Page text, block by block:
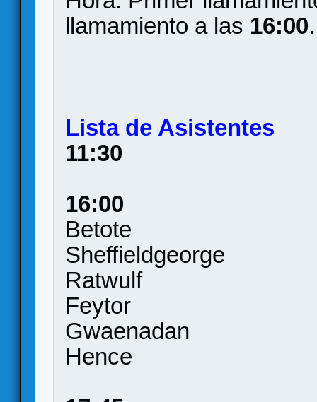
llamamiento a las 16:00.
Lista de Asistentes
11:30
16:00
Betote
Sheffieldgeorge
Ratwulf
Feytor
Gwaenadan
Hence